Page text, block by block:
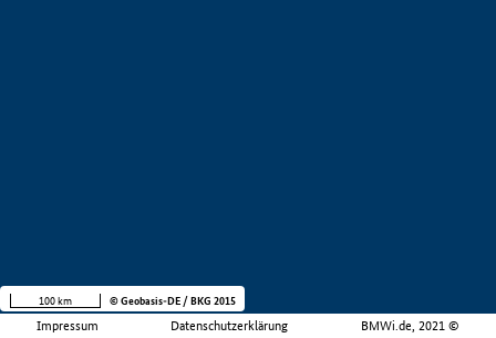
Impressum Datenschutzerklärung BMWi.de, 2021 ©
100 km © Geobasis-DE / BKG 2015